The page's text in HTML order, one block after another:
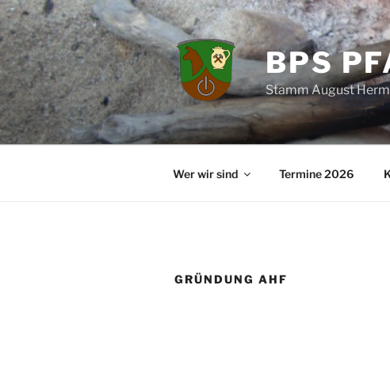
Zum
Inhalt
springen
BPS
Stamm August
Wer wir sind Termine 2026
GRÜNDUNG AHF